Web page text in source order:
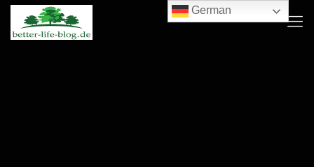
German